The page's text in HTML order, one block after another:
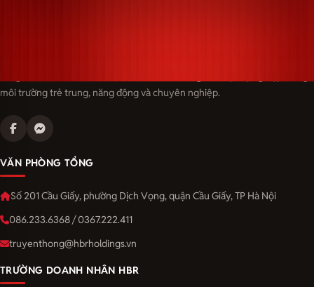
môi trường trẻ trung, năng động và chuyên nghiệp.
VĂN PHÒNG TỔNG
Số 201 Cầu Giấy, phường Dịch Vọng, quận Cầu Giấy, TP Hà Nội
086.233.6368 / 0367.222.411
truyenthong@hbrholdings.vn
TRƯỜNG DOANH NHÂN HBR